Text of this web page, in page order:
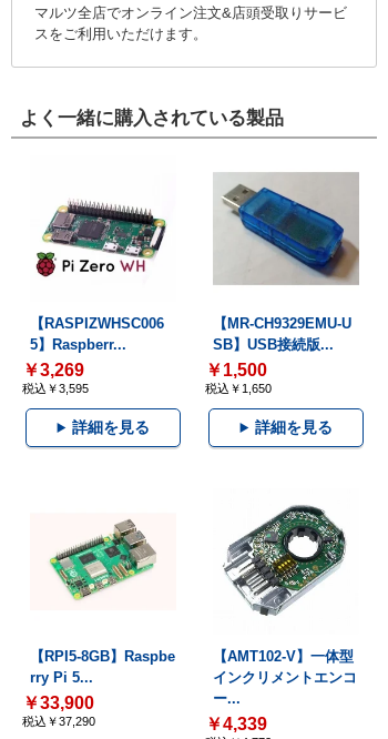
マルツ全店でオンライン注文&店頭受取りサービ
スをご利用いただけます。
よく一緒に購入されている製品
【RASPIZWHSC006
5】Raspberr...
￥3,269
税込￥3,595
詳細を見る
【MR-CH9329EMU-U
SB】USB接続版...
￥1,500
税込￥1,650
詳細を見る
【RPI5-8GB】Raspbe
rry Pi 5...
￥33,900
税込￥37,290
【AMT102-V】一体型
インクリメントエンコ
ー...
￥4,339